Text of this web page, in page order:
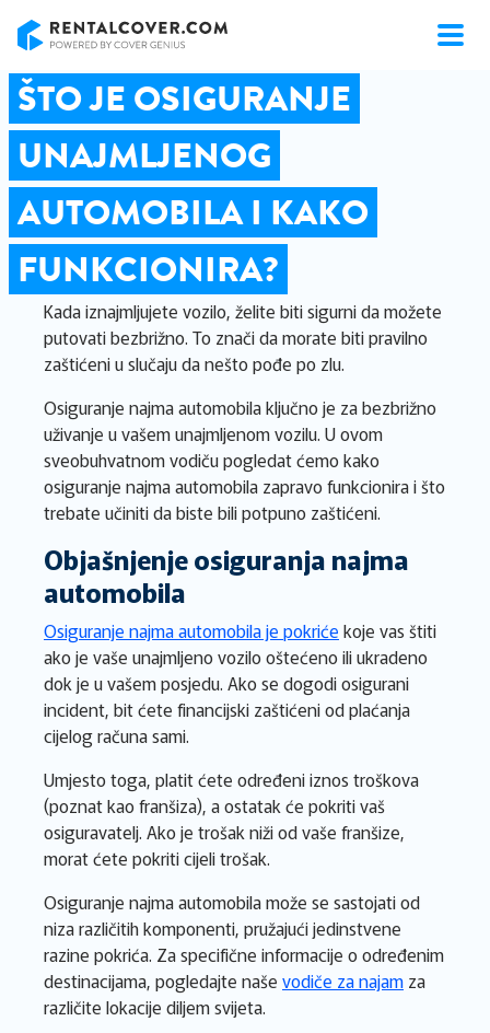
ŠTO JE OSIGURANJE
UNAJMLJENOG
AUTOMOBILA I KAKO
FUNKCIONIRA?
Kada iznajmljujete vozilo, želite biti sigurni da možete
putovati bezbrižno. To znači da morate biti pravilno
zaštićeni u slučaju da nešto pođe po zlu.
Osiguranje najma automobila ključno je za bezbrižno
uživanje u vašem unajmljenom vozilu. U ovom
sveobuhvatnom vodiču pogledat ćemo kako
osiguranje najma automobila zapravo funkcionira i što
trebate učiniti da biste bili potpuno zaštićeni.
Objašnjenje osiguranja najma
automobila
Osiguranje najma automobila je pokriće koje vas štiti
ako je vaše unajmljeno vozilo oštećeno ili ukradeno
dok je u vašem posjedu. Ako se dogodi osigurani
incident, bit ćete financijski zaštićeni od plaćanja
cijelog računa sami.
Umjesto toga, platit ćete određeni iznos troškova
(poznat kao franšiza), a ostatak će pokriti vaš
osiguravatelj. Ako je trošak niži od vaše franšize,
morat ćete pokriti cijeli trošak.
Osiguranje najma automobila može se sastojati od
niza različitih komponenti, pružajući jedinstvene
razine pokrića. Za specifične informacije o određenim
destinacijama, pogledajte naše vodiče za najam za
različite lokacije diljem svijeta.